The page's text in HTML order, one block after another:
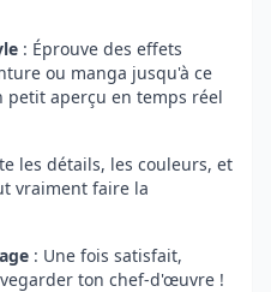
: Éprouve des effets
ou manga jusqu'à ce
petit aperçu en temps réel
les détails, les couleurs, et
vraiment faire la
: Une fois satisfait,
ton chef-d'œuvre !